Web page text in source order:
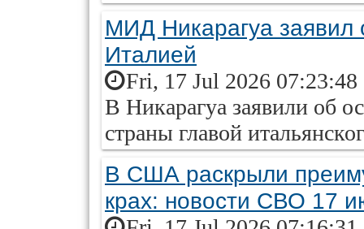
МИД Никарагуа заявил
Италией
Fri, 17 Jul 2026 07:23:48
В Никарагуа заявили об
страны главой
В США раскрыли
крах: новости СВО 17